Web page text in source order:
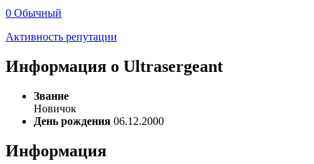
0 Обычный
Активность репутации
Информация о Ultrasergeant
Звание
Новичок
День рождения 06.12.2000
Информация